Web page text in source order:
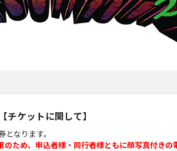
【チケットに関して】
なります。
ため、申込者様・同行者様ともに顔写真付き